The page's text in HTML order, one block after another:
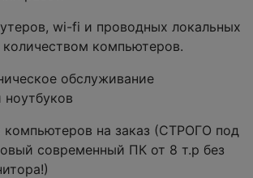
wi-fi и проводных локальных
компьютеров.
обслуживание
компьютеров на заказ (СТРОГО под
современный ПК от 8 т.р без